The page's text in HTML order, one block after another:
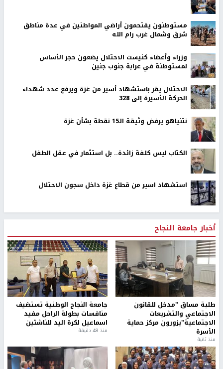
مستوطنون يقتحمون أراضي المواطنين في عدة مناطق
شرق وشمال غرب رام الله
وزراء وأعضاء كنيست الاحتلال يضعون حجر الأساس
لمستوطنة في عرابة جنوب جنين
الاحتلال يقر باستشهاد أسير من غزة ويرفع عدد شهداء
الحركة الأسيرة إلى 328
نتنياهو يرفض وثيقة الـ15 نقطة بشأن غزة
الكتاب ليس كلفة زائدة.. بل استثمار في عقل الطفل
استشهاد اسير من قطاع غزة داخل سجون الاحتلال
أخبار جامعة النجاح
طلبة مساق "مدخل للقانون
الاجتماعي والتشريعات
الاجتماعية"يزورون مركز حماية
الأسرة
منذ ثانية
جامعة النجاح الوطنية تستضيف
منافسات بطولة الراحل مفيد
اسماعيل لكرة اليد للناشئين
منذ 48 دقيقة